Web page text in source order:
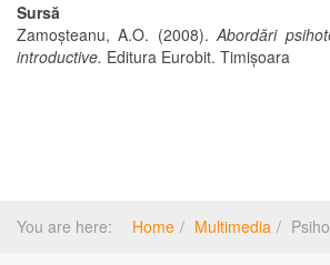
Sursă
Zamoșteanu, A.O. (2008).Abordări
introductive. Editura Eurobit. Timișoara
You are here: Home Multimedia